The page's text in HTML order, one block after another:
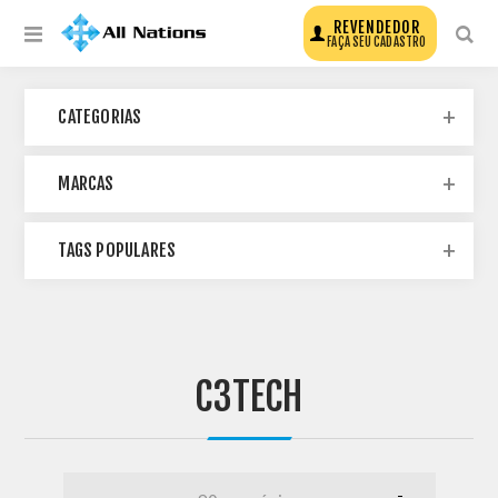
REVENDEDOR
FAÇA SEU CADASTRO
C3TECH
CATEGORIAS
MARCAS
TAGS POPULARES